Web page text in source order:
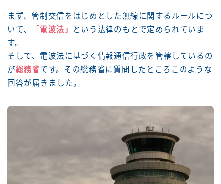
まず、管制交信をはじめとした無線に関するルールにつ
いて、
「電波法」
という法律のもとで定められていま
す。
そして、電波法に基づく情報通信行政を管轄しているの
が総務省です。その総務省に質問したところこのような
回答が届きました。